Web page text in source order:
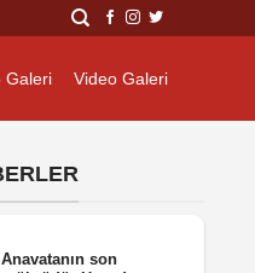
Galeri Video Galeri
Anavatanın son